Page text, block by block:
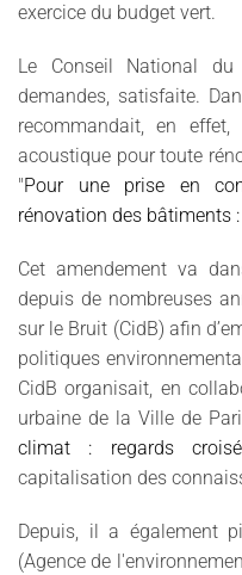
exercice du budget vert.
Le Conseil National
demandes, satisfaite.
recommandait, en
acoustique pour toute
"Pour une prise en
rénovation des bâtiments
Cet amendement va
depuis de nombreuses
sur le Bruit (CidB) afin
politiques
CidB organisait, en
urbaine de la Ville de
climat : regards
capitalisation des
Depuis, il a également
(Agence de